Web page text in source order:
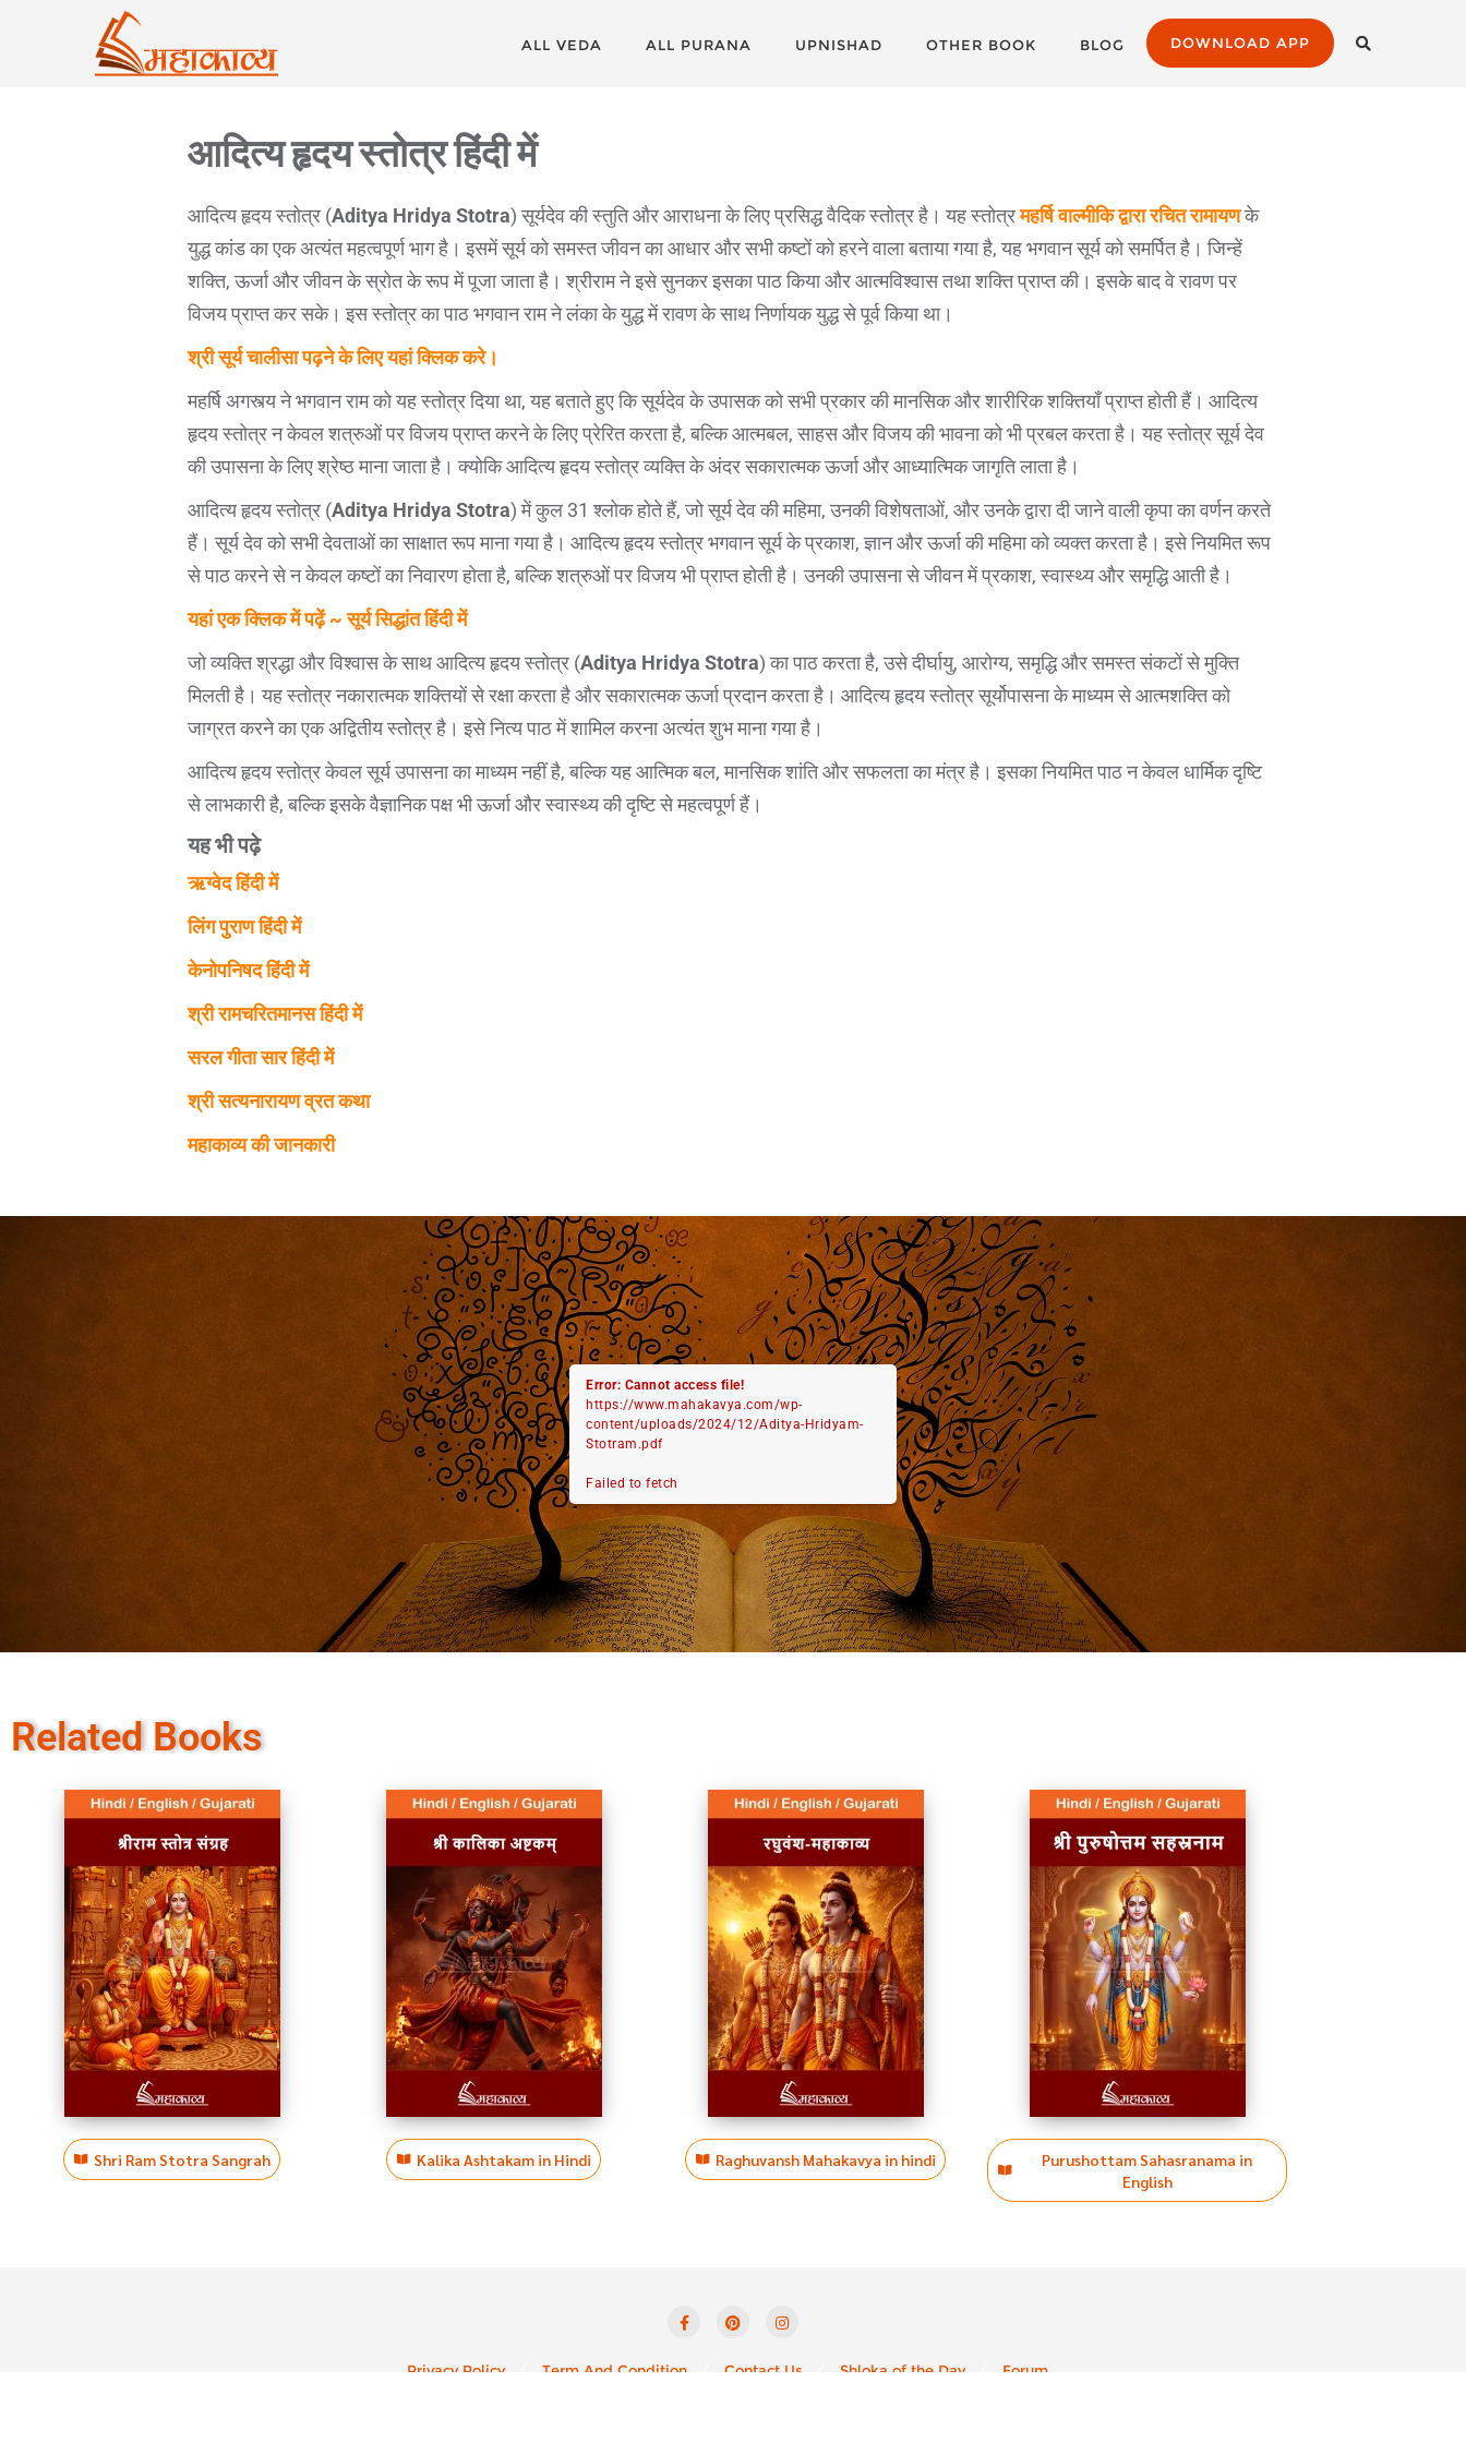
ALL VEDA ALL PURANA UPNISHAD OTHER BOOK BLOG DOWNLOAD APP
आदित्य हृदय स्तोत्र हिंदी में
आदित्य हृदय स्तोत्र (Aditya Hridya Stotra) सूर्यदेव की स्तुति और आराधना के लिए प्रसिद्ध वैदिक स्तोत्र है। यह स्तोत्रमहर्षि वाल्मीकि द्वारा रचित रामायणके
युद्ध कांड का एक अत्यंत महत्वपूर्ण भाग है। इसमें सूर्य को समस्त जीवन का आधार और सभी कष्टों को हरने वाला बताया गया है, यह भगवान सूर्य को समर्पित है। जिन्हें
शक्ति, ऊर्जा और जीवन के स्रोत के रूप में पूजा जाता है। श्रीराम ने इसे सुनकर इसका पाठ किया और आत्मविश्वास तथा शक्ति प्राप्त की। इसके बाद वे रावण पर
विजय प्राप्त कर सके। इस स्तोत्र का पाठ भगवान राम ने लंका के युद्ध में रावण के साथ निर्णायक युद्ध से पूर्व किया था।
श्री सूर्य चालीसा पढ़ने के लिए यहां क्लिक करे।
महर्षि अगस्त्य ने भगवान राम को यह स्तोत्र दिया था, यह बताते हुए कि सूर्यदेव के उपासक को सभी प्रकार की मानसिक और शारीरिक शक्तियाँ प्राप्त होती हैं। आदित्य
हृदय स्तोत्र न केवल शत्रुओं पर विजय प्राप्त करने के लिए प्रेरित करता है, बल्कि आत्मबल, साहस और विजय की भावना को भी प्रबल करता है। यह स्तोत्र सूर्य देव
की उपासना के लिए श्रेष्ठ माना जाता है। क्योकि आदित्य हृदय स्तोत्र व्यक्ति के अंदर सकारात्मक ऊर्जा और आध्यात्मिक जागृति लाता है।
आदित्य हृदय स्तोत्र (Aditya Hridya Stotra) में कुल 31 श्लोक होते हैं, जो सूर्य देव की महिमा, उनकी विशेषताओं, और उनके द्वारा दी जाने वाली कृपा का वर्णन करते
हैं। सूर्य देव को सभी देवताओं का साक्षात रूप माना गया है। आदित्य हृदय स्तोत्र भगवान सूर्य के प्रकाश, ज्ञान और ऊर्जा की महिमा को व्यक्त करता है। इसे नियमित रूप
से पाठ करने से न केवल कष्टों का निवारण होता है, बल्कि शत्रुओं पर विजय भी प्राप्त होती है। उनकी उपासना से जीवन में प्रकाश, स्वास्थ्य और समृद्धि आती है।
यहां एक क्लिक में पढ़ें ~ सूर्य सिद्धांत हिंदी में
जो व्यक्ति श्रद्धा और विश्वास के साथ आदित्य हृदय स्तोत्र (Aditya Hridya Stotra) का पाठ करता है, उसे दीर्घायु, आरोग्य, समृद्धि और समस्त संकटों से मुक्ति
मिलती है। यह स्तोत्र नकारात्मक शक्तियों से रक्षा करता है और सकारात्मक ऊर्जा प्रदान करता है। आदित्य हृदय स्तोत्र सूर्योपासना के माध्यम से आत्मशक्ति को
जाग्रत करने का एक अद्वितीय स्तोत्र है। इसे नित्य पाठ में शामिल करना अत्यंत शुभ माना गया है।
आदित्य हृदय स्तोत्र केवल सूर्य उपासना का माध्यम नहीं है, बल्कि यह आत्मिक बल, मानसिक शांति और सफलता का मंत्र है। इसका नियमित पाठ न केवल धार्मिक दृष्टि
से लाभकारी है, बल्कि इसके वैज्ञानिक पक्ष भी ऊर्जा और स्वास्थ्य की दृष्टि से महत्वपूर्ण हैं।
यह भी पढ़े
ऋग्वेद हिंदी में
लिंग पुराण हिंदी में
केनोपनिषद हिंदी में
श्री रामचरितमानस हिंदी में
सरल गीता सार हिंदी में
श्री सत्यनारायण व्रत कथा
महाकाव्य की जानकारी
Error: Cannot access file!
https://www.mahakavya.com/wp-
content/uploads/2024/12/Aditya-Hridyam-
Stotram.pdf
Failed to fetch
Related Books
Shri Ram Stotra Sangrah Kalika Ashtakam in Hindi Raghuvansh Mahakavya in hindi
Purushottam Sahasranama in
English
Privacy Policy Term And Condition Contact Us Shloka of the Day Forum